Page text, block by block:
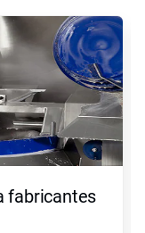
fabricantes